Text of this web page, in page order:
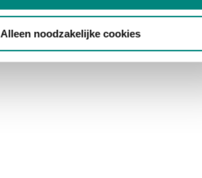
Alleen noodzakelijke cookies